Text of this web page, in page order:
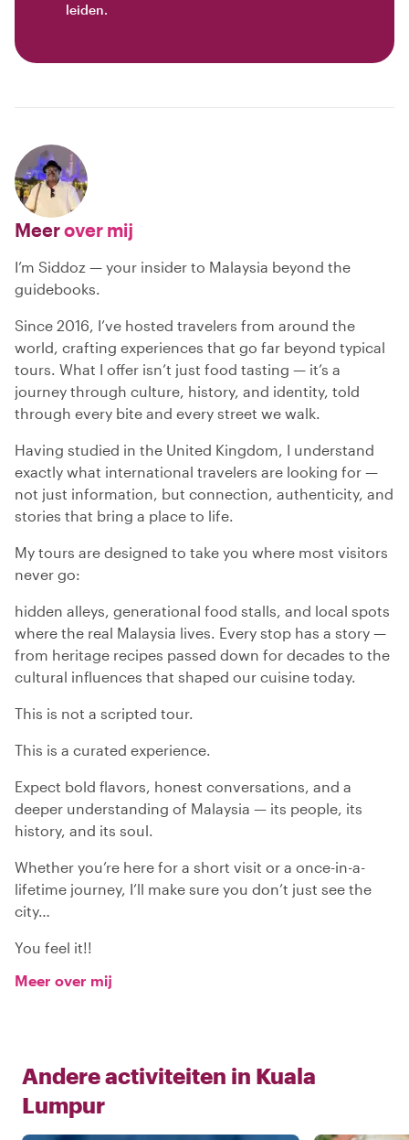
leiden.
Meerover mij
I’m Siddoz — your insider to Malaysia beyond the
guidebooks.
Since 2016, I’ve hosted travelers from around the
world, crafting experiences that go far beyond typical
tours. What I offer isn’t just food tasting — it’s a
journey through culture, history, and identity, told
through every bite and every street we walk.
Having studied in the United Kingdom, I understand
exactly what international travelers are looking for —
not just information, but connection, authenticity, and
stories that bring a place to life.
My tours are designed to take you where most visitors
never go:
hidden alleys, generational food stalls, and local spots
where the real Malaysia lives. Every stop has a story —
from heritage recipes passed down for decades to the
cultural influences that shaped our cuisine today.
This is not a scripted tour.
This is a curated experience.
Expect bold flavors, honest conversations, and a
deeper understanding of Malaysia — its people, its
history, and its soul.
Whether you’re here for a short visit or a once-in-a-
lifetime journey, I’ll make sure you don’t just see the
city…
You feel it!!
Meer over mij
Andere activiteiten in Kuala
Lumpur